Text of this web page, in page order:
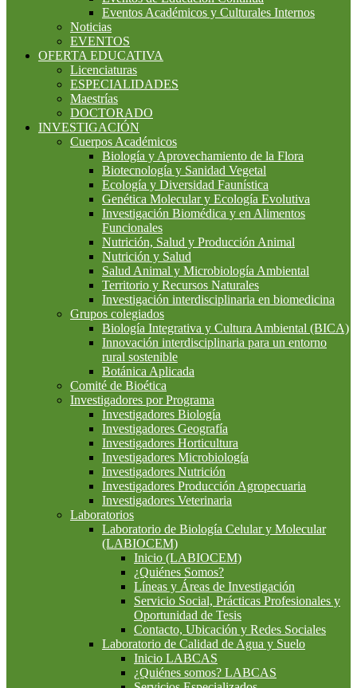
Eventos Académicos y Culturales Internos
Noticias
EVENTOS
OFERTA EDUCATIVA
Licenciaturas
ESPECIALIDADES
Maestrías
DOCTORADO
INVESTIGACIÓN
Cuerpos Académicos
Biología y Aprovechamiento de la Flora
Biotecnología y Sanidad Vegetal
Ecología y Diversidad Faunística
Genética Molecular y Ecología Evolutiva
Investigación Biomédica y en Alimentos
Funcionales
Nutrición, Salud y Producción Animal
Nutrición y Salud
Salud Animal y Microbiología Ambiental
Territorio y Recursos Naturales
Investigación interdisciplinaria en biomedicina
Grupos colegiados
Biología Integrativa y Cultura Ambiental (BICA)
Innovación interdisciplinaria para un entorno
rural sostenible
Botánica Aplicada
Comité de Bioética
Investigadores por Programa
Investigadores Biología
Investigadores Geografía
Investigadores Horticultura
Investigadores Microbiología
Investigadores Nutrición
Investigadores Producción Agropecuaria
Investigadores Veterinaria
Laboratorios
Laboratorio de Biología Celular y Molecular
(LABIOCEM)
Inicio (LABIOCEM)
¿Quiénes Somos?
Líneas y Áreas de Investigación
Servicio Social, Prácticas Profesionales y
Oportunidad de Tesis
Contacto, Ubicación y Redes Sociales
Laboratorio de Calidad de Agua y Suelo
Inicio LABCAS
¿Quiénes somos? LABCAS